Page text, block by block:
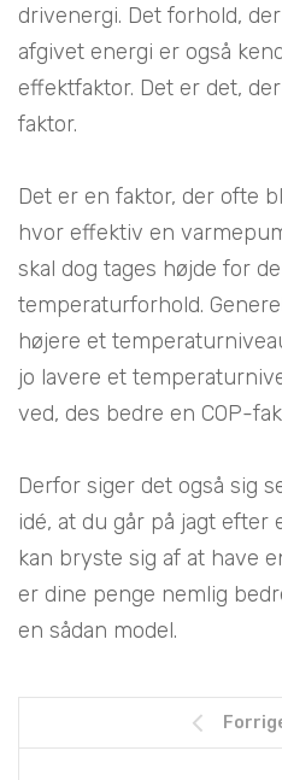
drivenergi. Det forhold,
afgivet energi er også
effektfaktor. Det er det,
faktor.
Det er en faktor, der ofte
hvor effektiv en
skal dog tages højde for
temperaturforhold.
højere et
jo lavere et
ved, des bedre en COP-
Derfor siger det også sig
idé, at du går på jagt
kan bryste sig af at have
er dine penge nemlig
en sådan model.